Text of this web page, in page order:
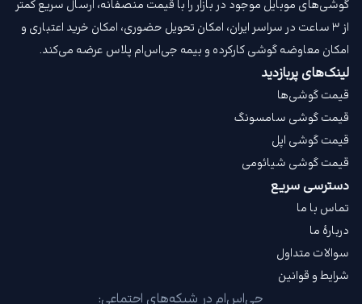
گوشی‌های موبایل موجود در بازار را با قیمت‌ منصفانه، ارسال سریع کمتر
از ۳ ساعت در سراسر ایران، امکان تحویل حضوری، امکان خرید اعتباری و
امکان معاوضه گوشی کارکرده و بیمه جی‌اس‌ام‌ پلاس عرضه می‌کند.
لینک‌های پربازدید
قیمت گوشی‌ها
قیمت گوشی سامسونگ
قیمت گوشی اپل
قیمت گوشی شیائومی
دسترسی سریع
تماس با ما
دربارهٔ ما
سوالات متداول
شرایط و قوانین
جی‌اس‌ام در شبکه‌های اجتماعی: